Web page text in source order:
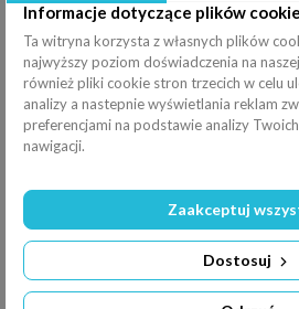
Poziomo (100 %)
Pionowo (100%)
Filtry
- +
Kontrast:0%
Informacje dotyczące plików
Ta witryna korzysta z własnych plików
najwyższy poziom doświadczenia na
również pliki cookie stron trzecich w celu
analizy a nastepnie wyświetlania reklam
preferencjami na podstawie analizy
nawigacji.
Dostosuj
Zaakceptuj